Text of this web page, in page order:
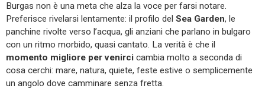
Burgas non è una meta che alza la voce per farsi notare.
Preferisce rivelarsi lentamente: il profilo del Sea Garden, le
panchine rivolte verso l’acqua, gli anziani che parlano in bulgaro
con un ritmo morbido, quasi cantato. La verità è che il
momento migliore per venirci cambia molto a seconda di
cosa cerchi: mare, natura, quiete, feste estive o semplicemente
un angolo dove camminare senza fretta.